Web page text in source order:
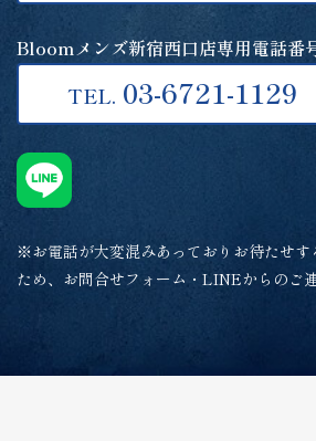
Bloomメンズ新宿西口店専用電話番
TEL. 03-6721-1129
※お電話が大変混みあっておりお待たせす
ため、お問合せフォーム・LINEからのご